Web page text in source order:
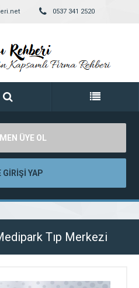
0537 341 2520
ÜYE OL
GİRİŞİ YAP
Tıp Merkezi